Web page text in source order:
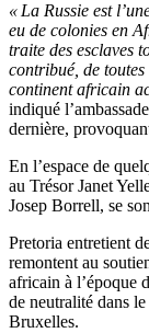
« La Russie est
eu de colonies en
traite des esclaves
contribué, de toutes
continent africain
indiqué
dernière,
En l’espace de
au Trésor Janet
Josep Borrell, se
Pretoria entretient
remontent au
africain à l’époque
de neutralité dans
Bruxelles.